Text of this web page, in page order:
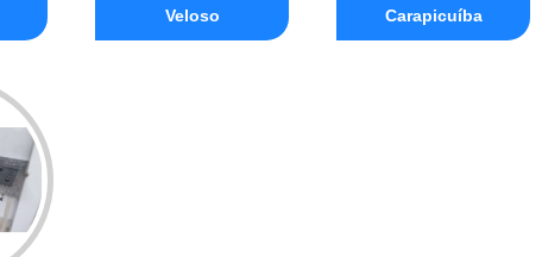
Veloso
Carapicuíba